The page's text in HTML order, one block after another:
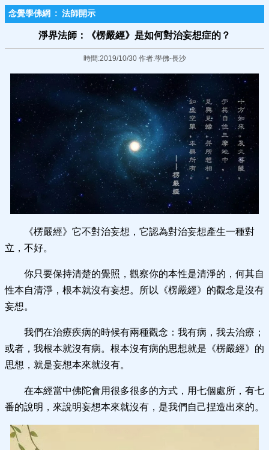
念覺學佛網 : 法師開示
淨界法師：《楞嚴經》是如何對治妄想症的？
時間:2019/10/30 作者:學佛-長沙
《楞嚴經》它不對治妄想，它認為對治妄想產生一種對
立，不好。
你只要保持清楚的覺照，觀察你的本性是清淨的，何其自
性本自清淨，根本就沒有妄想。所以《楞嚴經》的觀念是沒有
妄想。
我們在治療疾病的時候有兩種觀念：我有病，我去治療；
或者，我根本就沒有病。根本沒有病的思想就是《楞嚴經》的
思想，就是妄想本來就沒有。
在本經當中佛陀會用很多很多的方式，用七個處所，有七
番的說明，來說明妄想本來就沒有，是我們自己捏造出來的。